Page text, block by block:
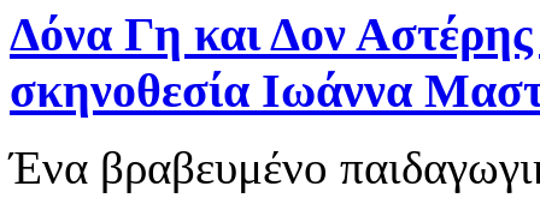
Δόνα Γη και Δον
σκηνοθεσία Ιωάννα
Ένα βραβευμένο